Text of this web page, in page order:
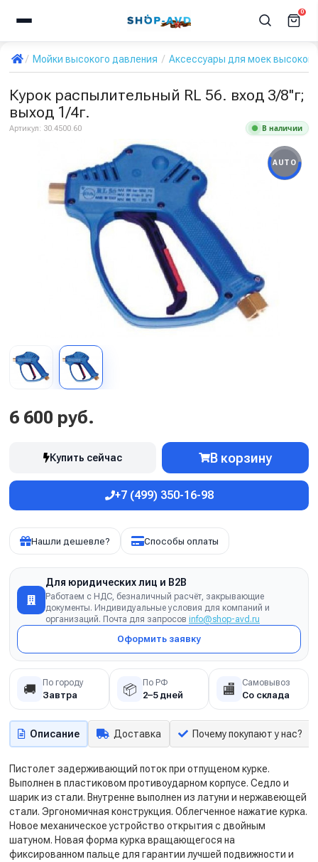
0
Мойки высокого давления Аксессуары для моек
Курок распылительный RL 56. вход 3/8''г;
выход 1/4г.
Артикул: 30.4500.60 В наличии
AUTO
6 600 руб.
Купить сейчас В корзину
+7 (499) 350-16-98
Нашли дешевле? Способы оплаты
Для юридических лиц и B2B
Работаем с НДС, безналичный расчёт, закрывающие
документы. Индивидуальные условия для компаний и
организаций. Почта для запросов info@shop-avd.ru
Оформить заявку
🚚 По городу
Завтра 📦 По РФ
2–5 дней 🏬 Самовывоз
Со склада
Описание Доставка Почему покупают у нас?
Пистолет задерживающий поток при отпущеном курке.
Выполнен в пластиковом противоударном корпусе. Седло и
шарик из стали. Внутренне выполнен из латуни и нержавеющей
стали. Эргономичная конструкция. Облегченное нажатие курка.
Новое механическое устройство открытия с двойным
шатуном. Новая форма курка вращающегося на
фиксированном пальце для гарантии лучшей подвижности и